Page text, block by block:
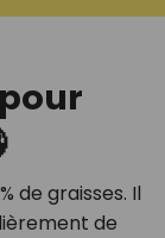
de graisses. Il
de